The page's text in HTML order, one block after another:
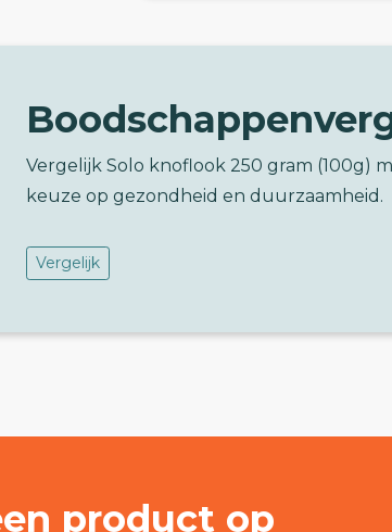
Vergelijk Solo knoflook 250 gram (100g)
keuze op gezondheid en duurzaamheid.
Vergelijk
product op